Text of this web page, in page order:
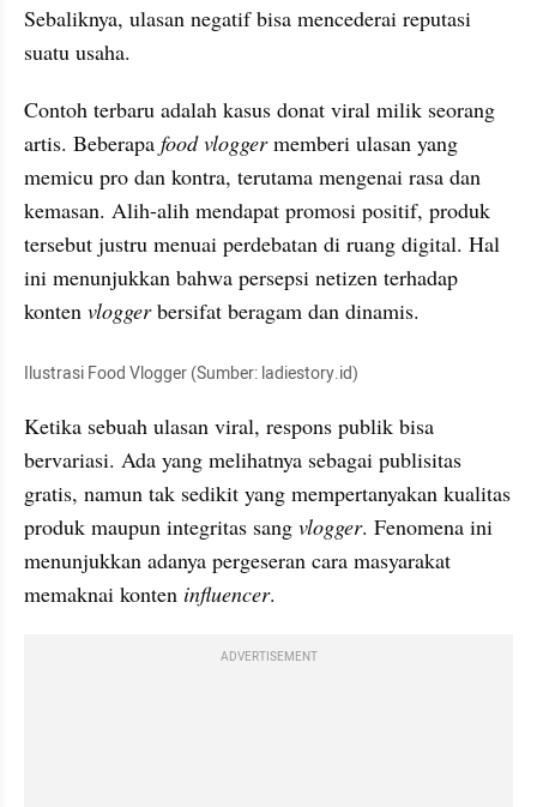
Sebaliknya, ulasan negatif bisa mencederai reputasi
suatu usaha.
Contoh terbaru adalah kasus donat viral milik seorang
artis. Beberapa food vlogger memberi ulasan yang
memicu pro dan kontra, terutama mengenai rasa dan
kemasan. Alih-alih mendapat promosi positif, produk
tersebut justru menuai perdebatan di ruang digital. Hal
ini menunjukkan bahwa persepsi netizen terhadap
konten vlogger bersifat beragam dan dinamis.
Ilustrasi Food Vlogger (Sumber: ladiestory.id)
Ketika sebuah ulasan viral, respons publik bisa
bervariasi. Ada yang melihatnya sebagai publisitas
gratis, namun tak sedikit yang mempertanyakan kualitas
produk maupun integritas sang vlogger. Fenomena ini
menunjukkan adanya pergeseran cara masyarakat
memaknai konten influencer.
ADVERTISEMENT